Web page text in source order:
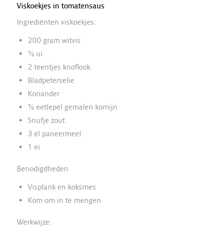
Viskoekjes in tomatensaus
Ingrediënten viskoekjes:
200 gram witvis
½ ui
2 teentjes knoflook
Bladpeterselie
Koriander
½ eetlepel gemalen komijn
Snufje zout
3 el paneermeel
1 ei
Benodigdheden
Visplank en koksmes
Kom om in te mengen
Werkwijze: